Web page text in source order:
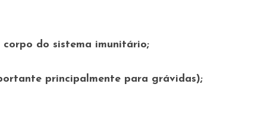
do sistema imunitário;
principalmente para grávidas);